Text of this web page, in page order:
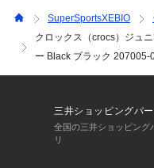
※ブラウザやお使いのモニ
商品の色味が若干異なる
※掲載の価格・製品のパ
予告なく変更することが
Sports XEBIO スポーツ
Kids KIDS きっず キッ
イ レジャー タウン プー
SuperSportsXEBIO
クロックス（crocs）ジュ
ー Black ブラック 207005-
三井ショッピングパ
全国の三井ショッピング
リ